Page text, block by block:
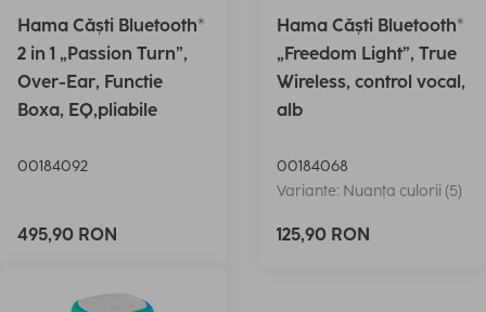
Hama Căști Bluetooth®
2 in 1 „Passion Turn”,
Over-Ear, Functie
Boxa, EQ,pliabile
00184092
495,90 RON
Hama Căști Bluetooth®
„Freedom Light”, True
Wireless, control vocal,
alb
00184068
Variante: Nuanța culorii (5)
125,90 RON